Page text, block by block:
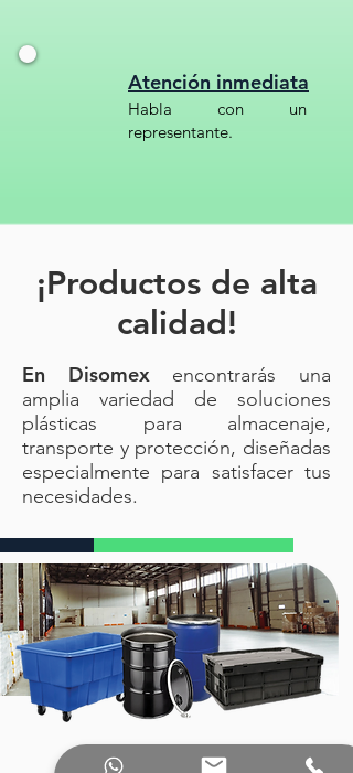
Atención inmediata
Habla con un
representante.
¡Productos de alta
calidad!
En Disomexencontrarás una
amplia variedad de soluciones
plásticas para almacenaje,
transporte y protección, diseñadas
especialmente para satisfacer tus
necesidades.